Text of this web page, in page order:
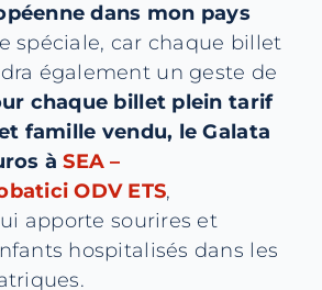
dans mon pays
spéciale, car chaque billet
également un geste de
chaque billet plein tarif
famille vendu, le Galata
àSEA –
ODV ETS,
apporte sourires et
hospitalisés dans les